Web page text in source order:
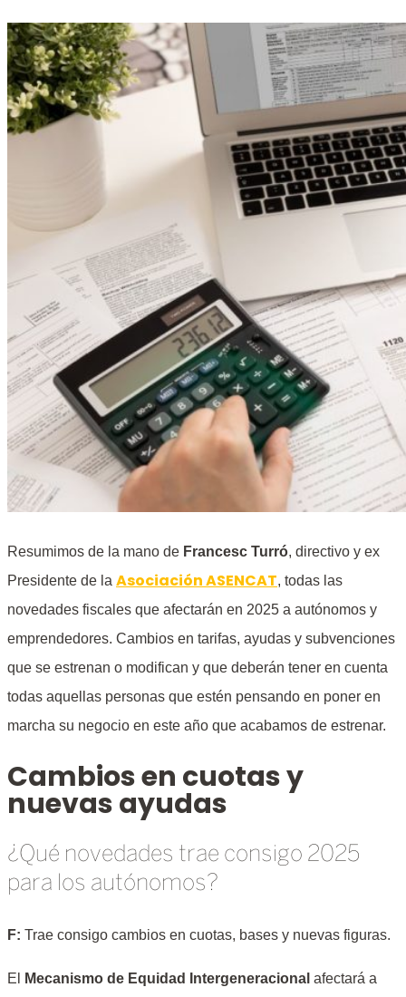
Resumimos de la mano de Francesc Turró, directivo y ex
Presidente de la Asociación ASENCAT, todas las
novedades fiscales que afectarán en 2025 a autónomos y
emprendedores. Cambios en tarifas, ayudas y subvenciones
que se estrenan o modifican y que deberán tener en cuenta
todas aquellas personas que estén pensando en poner en
marcha su negocio en este año que acabamos de estrenar.
Cambios en cuotas y
nuevas ayudas
¿Qué novedades trae consigo 2025
para los autónomos?
F: Trae consigo cambios en cuotas, bases y nuevas figuras.
El Mecanismo de Equidad Intergeneracional afectará a